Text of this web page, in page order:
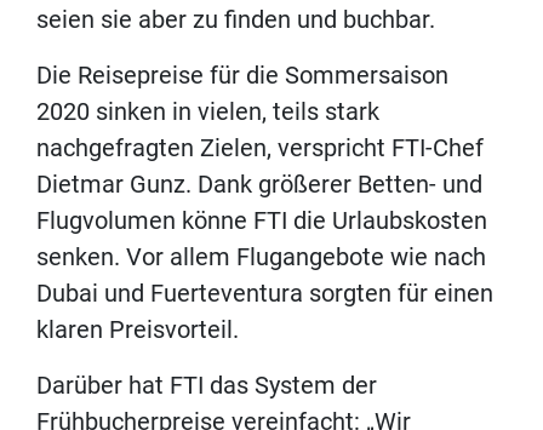
seien sie aber zu finden und buchbar.
Die Reisepreise für die Sommersaison
2020 sinken in vielen, teils stark
nachgefragten Zielen, verspricht FTI-Chef
Dietmar Gunz. Dank größerer Betten- und
Flugvolumen könne FTI die Urlaubskosten
senken. Vor allem Flugangebote wie nach
Dubai und Fuerteventura sorgten für einen
klaren Preisvorteil.
Darüber hat FTI das System der
Frühbucherpreise vereinfacht: „Wir